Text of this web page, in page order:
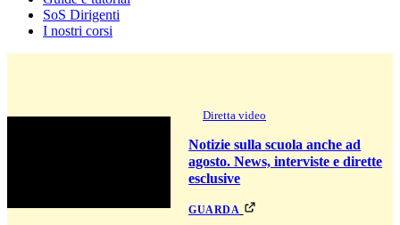
SoS Dirigenti
I nostri corsi
Diretta video
Notizie sulla scuola anche ad
agosto. News, interviste e dirette
esclusive
guarda